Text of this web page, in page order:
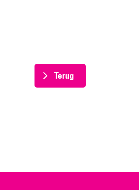
Terug